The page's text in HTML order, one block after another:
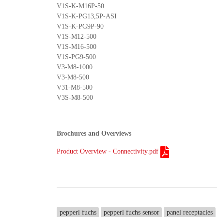
V1S-K-M16P-50
V1S-K-PG13,5P-ASI
V1S-K-PG9P-90
V1S-M12-500
V1S-M16-500
V1S-PG9-500
V3-M8-1000
V3-M8-500
V31-M8-500
V3S-M8-500
Brochures and Overviews
Product Overview - Connectivity.pdf
pepperl fuchs pepperl fuchs sensor panel receptacles